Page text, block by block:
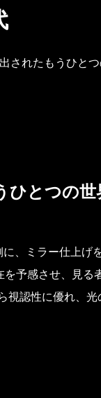
されたもうひと
ひとつの世
、ミラー仕上
予感させ、見る
認性に優れ、